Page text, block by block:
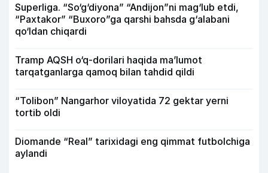
Superliga. “So‘g‘diyona” “Andijon”ni mag‘lub etdi,
“Paxtakor” “Buxoro”ga qarshi bahsda g‘alabani
qo‘ldan chiqardi
Tramp AQSH o‘q-dorilari haqida ma’lumot
tarqatganlarga qamoq bilan tahdid qildi
“Tolibon” Nangarhor viloyatida 72 gektar yerni
tortib oldi
Diomande “Real” tarixidagi eng qimmat futbolchiga
aylandi